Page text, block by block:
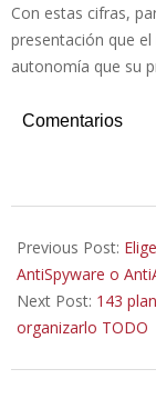
Con estas cifras,
presentación que
autonomía que su
Comentarios
09-
18
Previous Post:
AntiSpyware o
Next Post: 143
organizarlo TODO